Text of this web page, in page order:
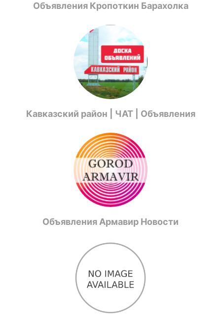
Объявления Кропоткин Барахолка
Кавказский район | ЧАТ | Объявления
Объявления Армавир Новости